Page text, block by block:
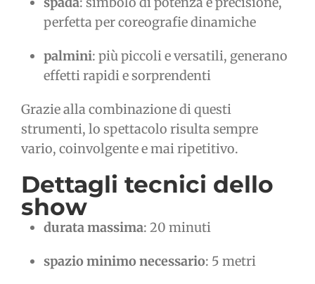
perfetta per coreografie dinamiche
palmini: più piccoli e versatili, generano
effetti rapidi e sorprendenti
Grazie alla combinazione di questi
strumenti, lo spettacolo risulta sempre
vario, coinvolgente e mai ripetitivo.
Dettagli tecnici dello
show
durata massima: 20 minuti
spazio minimo necessario: 5 metri